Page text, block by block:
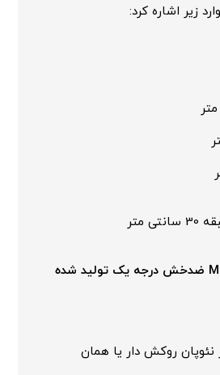
زیر اشاره کرد:
متر
این محصول از MDF ضدخش درجه یک تولید شده
نئوپان روکش دار یا همان